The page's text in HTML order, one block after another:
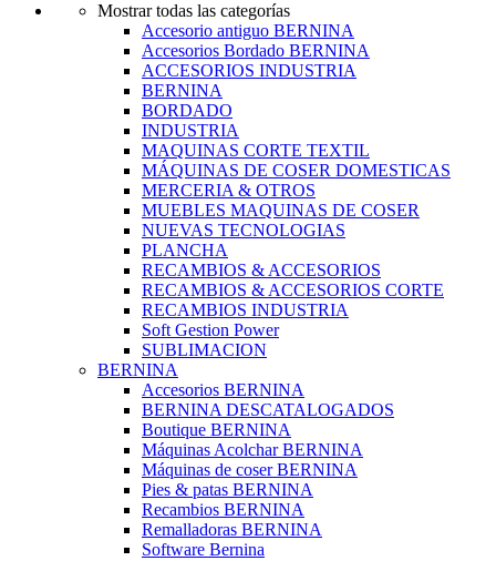
Mostrar todas las categorías
Accesorio antiguo BERNINA
Accesorios Bordado BERNINA
ACCESORIOS INDUSTRIA
BERNINA
BORDADO
INDUSTRIA
MAQUINAS CORTE TEXTIL
MÁQUINAS DE COSER DOMESTICAS
MERCERIA & OTROS
MUEBLES MAQUINAS DE COSER
NUEVAS TECNOLOGIAS
PLANCHA
RECAMBIOS & ACCESORIOS
RECAMBIOS & ACCESORIOS CORTE
RECAMBIOS INDUSTRIA
Soft Gestion Power
SUBLIMACION
BERNINA
Accesorios BERNINA
BERNINA DESCATALOGADOS
Boutique BERNINA
Máquinas Acolchar BERNINA
Máquinas de coser BERNINA
Pies & patas BERNINA
Recambios BERNINA
Remalladoras BERNINA
Software Bernina